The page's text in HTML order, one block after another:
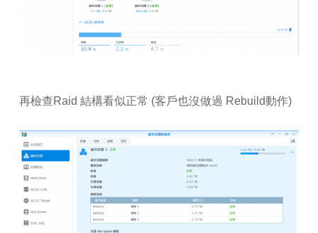
再檢查Raid 結構看似正常 (客戶也沒做過 Rebuild動作)